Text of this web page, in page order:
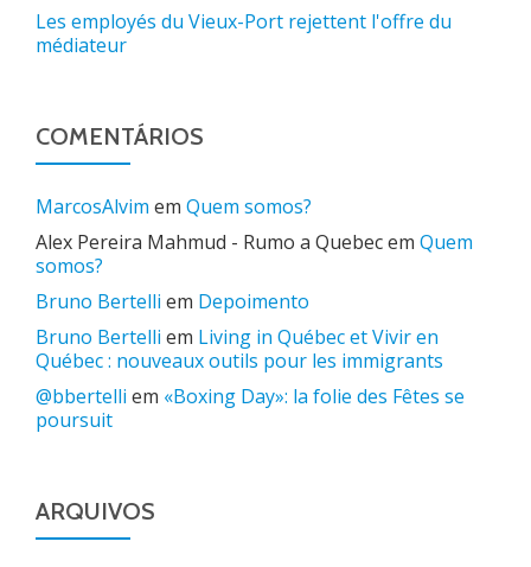
Les employés du Vieux-Port rejettent l'offre du
médiateur
COMENTÁRIOS
MarcosAlvim em Quem somos?
Alex Pereira Mahmud - Rumo a Quebecem Quem
somos?
Bruno Bertelli em Depoimento
Bruno Bertelli em Living in Québec et Vivir en
Québec : nouveaux outils pour les immigrants
@bbertelli em «Boxing Day»: la folie des Fêtes se
poursuit
ARQUIVOS